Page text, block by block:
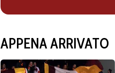
APPENA ARRIVATO